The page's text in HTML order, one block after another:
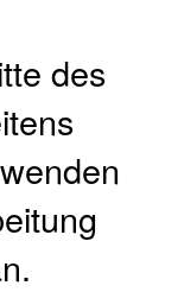
des